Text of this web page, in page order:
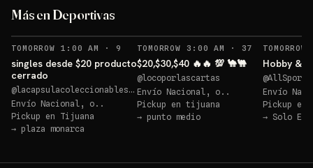
Más en Deportivas
TOMORROW 1:00 AM · 9 RECORDATORIOS
singles desde $20 producto
cerrado
@lacapsulacoleccionables25
Envío Nacional, o..
Pickup en Tijuana
→ plaza monarca
TOMORROW 3:00 AM · 37
$20,$30,$40 🔥🔥 💯 🐪🐫
@locoporlascartas
Envío Nacional, o..
Pickup en tijuana
→ punto medio
Hobby &
@
Envío
Pickup en
→ Solo